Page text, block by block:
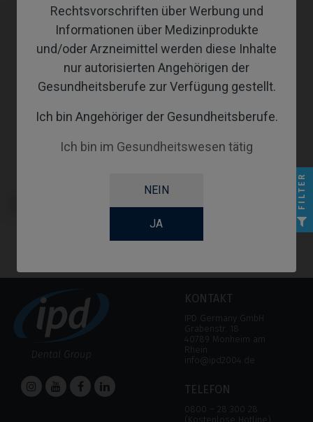
Rechtsvorschriften über Werbung und
Informationen über Medizinprodukte
und/oder Arzneimittel werden diese Inhalte
nur autorisierten Angehörigen der
Gesundheitsberufe zur Verfügung gestellt.
Ich bin Angehöriger der Gesundheitsberufe.
Ich bin im Gesundheitswesen tätig
NEIN
JA
& Martina® Premium™ Kohno®
KONTAKT
IPD Germany GmbH
Grabenstr. 18
40789 Monheim am
Rhein
info@ipd2004.de
TELEFON
0800 – 28 300 28
(Kostenlose Hotline)
FILTER